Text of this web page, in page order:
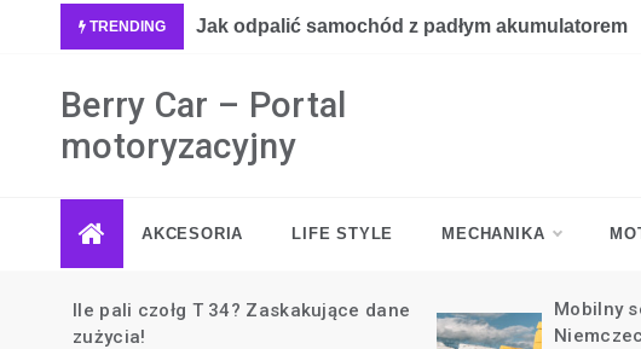
TRENDING Jak odpalić samochód z padłym akumulatorem
Berry Car – Portal
motoryzacyjny
AKCESORIA LIFE STYLE MECHANIKA
Ile pali czołg T 34? Zaskakujące dane
zużycia!
Mobilny